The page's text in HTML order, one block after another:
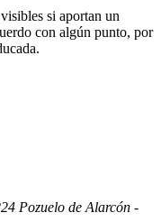
si aportan un
con algún punto, por
Pozuelo de Alarcón -